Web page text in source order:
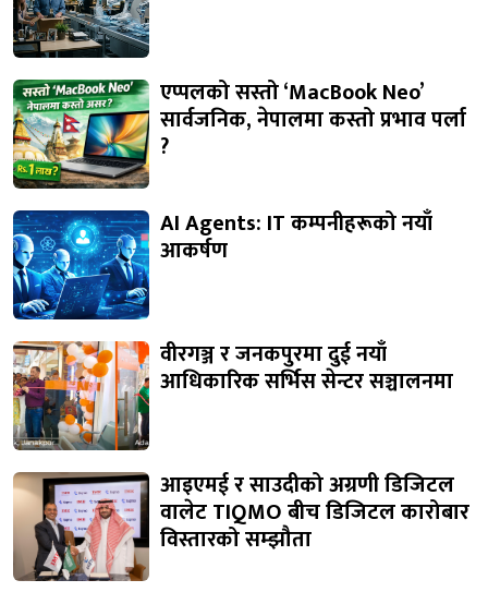
एप्पलको सस्तो ‘MacBook Neo’
सार्वजनिक, नेपालमा कस्तो प्रभाव पर्ला
?
AI Agents: IT कम्पनीहरूको नयाँ
आकर्षण
वीरगञ्ज र जनकपुरमा दुई नयाँ
आधिकारिक सर्भिस सेन्टर सञ्चालनमा
आइएमई र साउदीको अग्रणी डिजिटल
वालेट TIQMO बीच डिजिटल कारोबार
विस्तारको सम्झौता